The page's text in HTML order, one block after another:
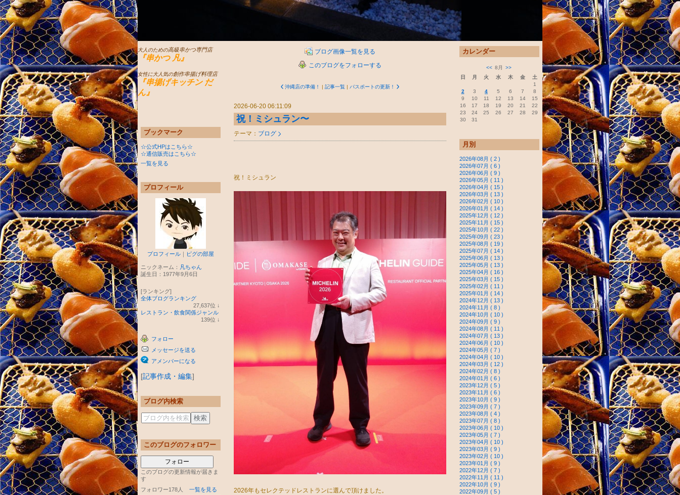
大人のための高級串かつ専門店
『串かつ 凡』
女性に大人気の創作串揚げ料理店
『串揚げキッチン だ
ん』
ブックマーク
☆公式HPはこちら☆
☆通信販売はこちら☆
一覧を見る
プロフィール
プロフィール ｜ ピグの部屋
ニックネーム： 凡ちゃん
誕生日： 1977年9月6日
[ランキング]
全体ブログランキング
27,637位 ↓
レストラン・飲食関係ジャンル
139位 ↓
フォロー
メッセージを送る
アメンバーになる
[記事作成・編集]
ブログ内検索
このブログのフォロワー
フォロー
このブログの更新情報が届きま
す
フォロワー178人
一覧を見る
ブログ画像一覧を見る
このブログをフォローする
沖縄店の準備！ | 記事一覧 | パスポートの更新！
2026-06-20 06:11:09
祝！ミシュラン〜
テーマ： ブログ
祝！ミシュラン
2026年もセレクテッドレストランに選んで頂けました。
カレンダー
<< 8月
>>
日
月 火 水 木 金
土
1
2
3 4 5 6 7
8
9
10 11 12 13 14
15
16
17 18 19 20 21
22
23
24 25 26 27 28
29
30
31
月別
2026年08月 ( 2 )
2026年07月 ( 6 )
2026年06月 ( 9 )
2026年05月 ( 11 )
2026年04月 ( 15 )
2026年03月 ( 13 )
2026年02月 ( 10 )
2026年01月 ( 14 )
2025年12月 ( 12 )
2025年11月 ( 15 )
2025年10月 ( 22 )
2025年09月 ( 23 )
2025年08月 ( 19 )
2025年07月 ( 14 )
2025年06月 ( 13 )
2025年05月 ( 13 )
2025年04月 ( 16 )
2025年03月 ( 15 )
2025年02月 ( 11 )
2025年01月 ( 14 )
2024年12月 ( 13 )
2024年11月 ( 8 )
2024年10月 ( 10 )
2024年09月 ( 9 )
2024年08月 ( 11 )
2024年07月 ( 13 )
2024年06月 ( 10 )
2024年05月 ( 7 )
2024年04月 ( 10 )
2024年03月 ( 12 )
2024年02月 ( 8 )
2024年01月 ( 6 )
2023年12月 ( 5 )
2023年11月 ( 6 )
2023年10月 ( 9 )
2023年09月 ( 7 )
2023年08月 ( 4 )
2023年07月 ( 8 )
2023年06月 ( 10 )
2023年05月 ( 7 )
2023年04月 ( 10 )
2023年03月 ( 9 )
2023年02月 ( 10 )
2023年01月 ( 9 )
2022年12月 ( 7 )
2022年11月 ( 11 )
2022年10月 ( 9 )
2022年09月 ( 5 )